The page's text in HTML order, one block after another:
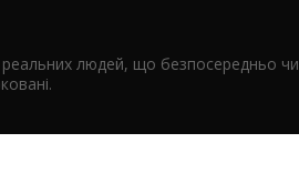
людей, що безпосередньо чи